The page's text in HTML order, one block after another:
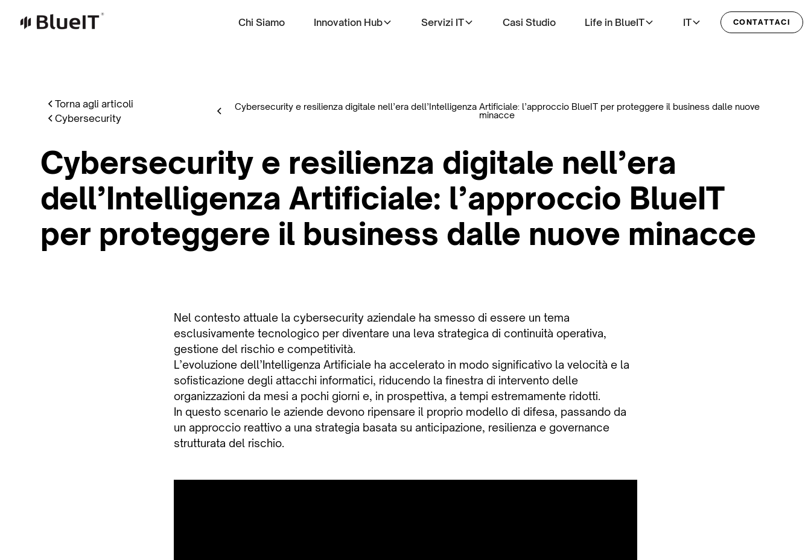
Chi Siamo Innovation Hub Servizi IT Casi Studio Life in BlueIT IT CONTATTACI
Torna agli articoli
Cybersecurity
Cybersecurity e resilienza digitale nell’era dell’Intelligenza Artificiale: l’approccio BlueIT per proteggere il business dalle nuove
minacce
Cybersecurity e resilienza digitale nell’era
dell’Intelligenza Artificiale: l’approccio BlueIT
per proteggere il business dalle nuove minacce
Nel contesto attuale la cybersecurity aziendale ha smesso di essere un tema
esclusivamente tecnologico per diventare una leva strategica di continuità operativa,
gestione del rischio e competitività.
L’evoluzione dell’Intelligenza Artificiale ha accelerato in modo significativo la velocità e la
sofisticazione degli attacchi informatici, riducendo la finestra di intervento delle
organizzazioni da mesi a pochi giorni e, in prospettiva, a tempi estremamente ridotti.
In questo scenario le aziende devono ripensare il proprio modello di difesa, passando da
un approccio reattivo a una strategia basata su anticipazione, resilienza e governance
strutturata del rischio.